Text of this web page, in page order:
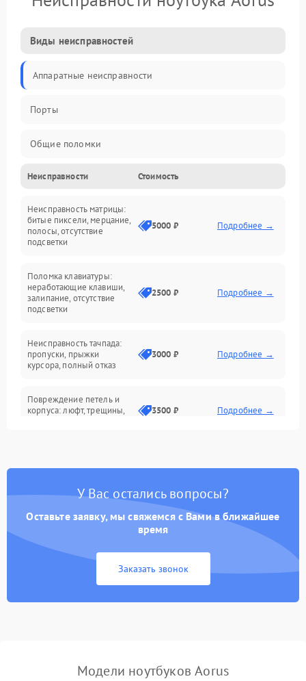
Виды неисправностей
Аппаратные неисправности
Порты
Общие поломки
Устройства
Программные ошибки
Электрические и системные сбои
Интерфейсные проблемы
Батарея
Сеть и интернет
Неисправности Стоимость
Неисправность матрицы:
битые пиксели, мерцание,
полосы, отсутствие
подсветки
5000 ₽ Подробнее →
Поломка клавиатуры:
неработающие клавиши,
залипание, отсутствие
подсветки
2500 ₽ Подробнее →
Неисправность тачпада:
пропуски, прыжки
курсора, полный отказ
3000 ₽ Подробнее →
Повреждение петель и
корпуса: люфт, трещины,
3500 ₽ Подробнее →
быстрая разрядка,
Неисправность зарядного
питания
2000 ₽ Подробнее →
неисправности кулера
пропадание диска
У Вас остались вопросы?
Оставьте заявку, мы свяжемся с Вами в ближайшее
время
Заказать звонок
Модели ноутбуков Aorus